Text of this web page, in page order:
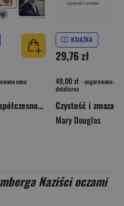
cena
Tradycje i współczesność polskiej samoorganizacji obywatelskiej. Wybrane wątki z dziejów instytucji
KSIĄŻKA
29,76 zł
49,00 zł - sugerowana cena
detaliczna
Czystość i zmaza
Mary Douglas
Naziści oczami